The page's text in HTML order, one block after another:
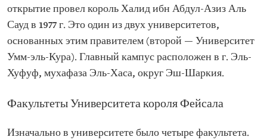
открытие провел король Халид ибн Абдул-Азиз Аль
Сауд в 1977 г. Это один из двух университетов,
основанных этим правителем (второй — Университет
Умм-эль-Кура). Главный кампус расположен в г. Эль-
Хуфуф, мухафаза Эль-Хаса, округ Эш-Шаркия.
Факультеты Университета короля Фейсала
Изначально в университете было четыре факультета.